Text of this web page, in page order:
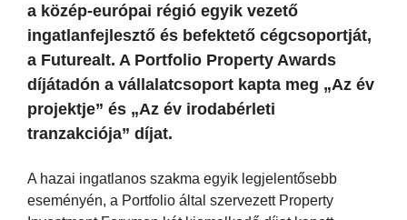
a közép-európai régió egyik vezető
ingatlanfejlesztő és befektető cégcsoportját,
a Futurealt. A Portfolio Property Awards
díjátadón a vállalatcsoport kapta meg „Az év
projektje” és „Az év irodabérleti
tranzakciója” díjat.
A hazai ingatlanos szakma egyik legjelentősebb
eseményén, a Portfolio által szervezett Property